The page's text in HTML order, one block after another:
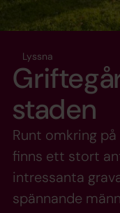
Lyssna
staden
Runt omkring
finns ett stort
intressanta
spännande